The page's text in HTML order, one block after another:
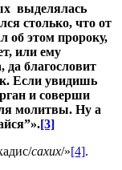
выделялась
столько, что от
об этом пророку,
или ему
да благословит
Если увидишь
и соверши
молитвы. Ну а
”».[3]
сахих/»[4].